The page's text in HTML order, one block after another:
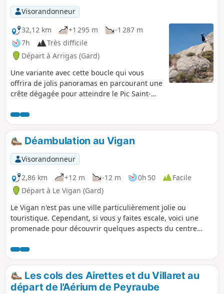
Visorandonneur
32,12 km
+1 295 m
-1 287 m
7h
Très difficile
Départ à Arrigas (Gard)
Une variante avec cette boucle qui vous
offrira de jolis panoramas en parcourant une
crête dégagée pour atteindre le Pic Saint-
du Lac des Pises. Cette boucle part des Trois
Ponts en bordure de la D999. Attention :
cette randonnée est très longue avec un fort
dénivelé, elle est réservée à des
randonneurs très aguerris. Elle est donc
classée très difficile.
Déambulation au Vigan
Visorandonneur
2,86 km
+12 m -12 m 0h 50
Facile
Départ à Le Vigan (Gard)
Le Vigan n'est pas une ville particulièrement jolie ou
touristique. Cependant, si vous y faites escale, voici une
promenade pour découvrir quelques aspects du centre
Les cols des Airettes et du Villaret au
départ de l'Aérium de Peyraube